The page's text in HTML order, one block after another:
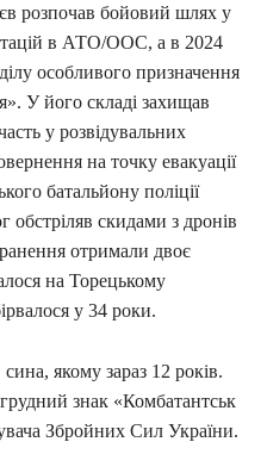
розпочав бойовий шлях у
в АТО/ООС, а в 2024
особливого призначення
У його складі захищав
у розвідувальних
на точку евакуації
батальйону поліції
обстріляв скидами з дронів
отримали двоє
на Торецькому
у 34 роки.
якому зараз 12 років.
знак «Комбатантськ
Збройних Сил України.